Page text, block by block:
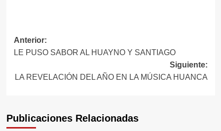
Navegación
de
entradas
Anterior:
LE PUSO SABOR AL HUAYNO Y SANTIAGO
Siguiente:
LA REVELACIÓN DEL AÑO EN LA MÚSICA HUANCA
Publicaciones Relacionadas